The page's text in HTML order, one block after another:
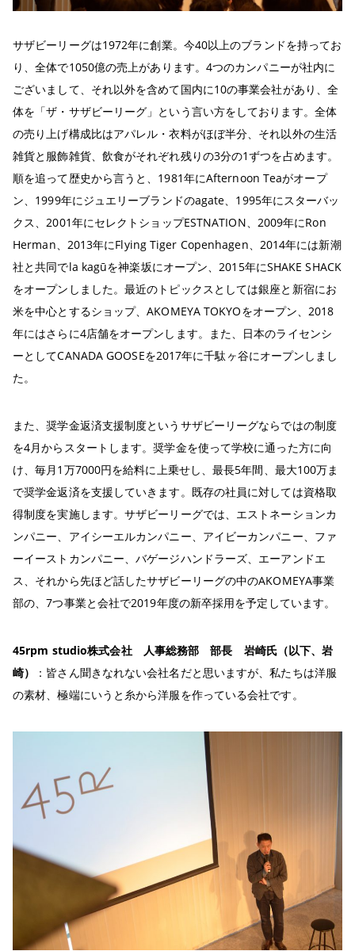
サザビーリーグは1972年に創業。今40以上のブランドを持ってお
り、全体で1050億の売上があります。4つのカンパニーが社内に
ございまして、それ以外を含めて国内に10の事業会社があり、全
体を「ザ・ サザビーリーグ 」という言い方をしております。全体
の売り上げ構成比はアパレル・衣料がほぼ半分、それ以外の生活
雑貨と服飾雑貨、飲食がそれぞれ残りの3分の1ずつを占めます。
順を追って歴史から言うと、1981年にAfternoon Teaがオープ
ン、1999年にジュエリーブランドのagate、1995年にスターバッ
クス、2001年にセレクトショップESTNATION、2009年にRon
Herman、2013年にFlying Tiger Copenhagen、2014年には新潮
社と共同でla kagūを神楽坂にオープン、2015年にSHAKE SHACK
をオープンしました。最近のトピックスとしては銀座と新宿にお
米を中心とするショップ、AKOMEYA TOKYOをオープン、2018
年にはさらに4店舗をオープンします。また、日本のライセンシ
ーとしてCANADA GOOSEを2017年に千駄ヶ谷にオープンしまし
た。
また、奨学金返済支援制度というサザビーリーグならではの制度
を4月からスタートします。奨学金を使って学校に通った方に向
け、毎月1万7000円を給料に上乗せし、最長5年間、最大100万ま
で奨学金返済を支援していきます。既存の社員に対しては資格取
得制度を実施します。サザビーリーグでは、エストネーションカ
ンパニー、アイシーエルカンパニー、アイビーカンパニー、ファ
ーイーストカンパニー、バゲージハンドラーズ、エーアンドエ
ス、それから先ほど話したサザビーリーグの中のAKOMEYA事業
部の、7つ事業と会社で2019年度の新卒採用を予定しています。
45rpm studio株式会社 人事総務部 部長 岩崎氏（以下、岩
崎）
：皆さん聞きなれない会社名だと思いますが、私たちは洋服
の素材、極端にいうと糸から洋服を作っている会社です。